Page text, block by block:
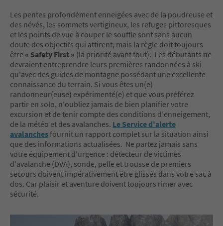
Les pentes profondément enneigées avec de la poudreuse et
des névés, les sommets vertigineux, les refuges pittoresques
et les points de vue à couper le souffle sont sans aucun
doute des objectifs qui attirent, mais la règle doit toujours
être « Safety First » (la priorité avant tout). Les débutants ne
devraient entreprendre leurs premières randonnées à ski
qu'avec des guides de montagne possédant une excellente
connaissance du terrain. Si vous êtes un(e)
randonneur(euse) expérimenté(e) et que vous préférez
partir en solo, n'oubliez jamais de bien planifier votre
excursion et de tenir compte des conditions d'enneigement,
de la météo et des avalanches. Le Service d'alerte
avalanchesfournit un rapport complet sur la situation ainsi
que des informations actualisées. Ne partez jamais sans
votre équipement d'urgence : détecteur de victimes
d'avalanche (DVA), sonde, pelle et trousse de premiers
secours doivent impérativement être glissés dans votre sac à
dos. Car plaisir et aventure doivent toujours rimer avec
sécurité.